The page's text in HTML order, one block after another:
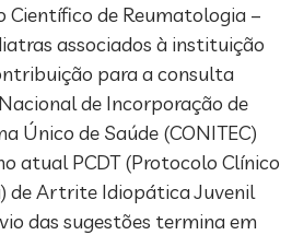
de Reumatologia –
associados à instituição
para a consulta
de Incorporação de
Único de Saúde (CONITEC)
atual PCDT (Protocolo Clínico
de Artrite Idiopática Juvenil
das sugestões termina em